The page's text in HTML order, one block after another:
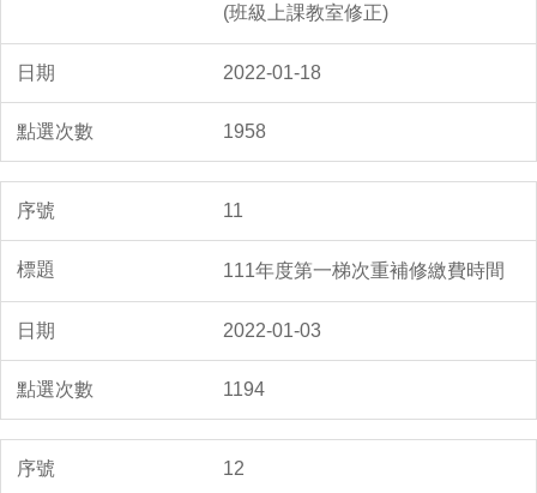
(班級上課教室修正)
2022-01-18
1958
11
111年度第一梯次重補修繳費時間
2022-01-03
1194
12